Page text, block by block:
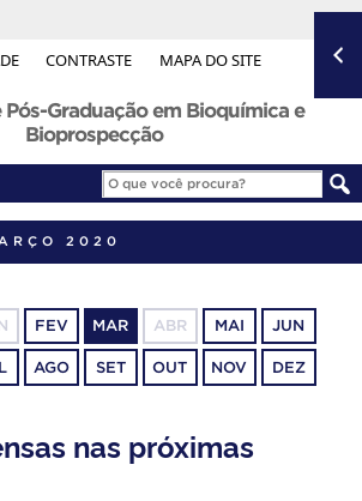
CONTRASTE MAPA DO SITE
Pós-Graduação em Bioquímica e
Bioprospecção
2020
FEV MAR ABR MAI JUN
AGO SET OUT NOV DEZ
nas próximas